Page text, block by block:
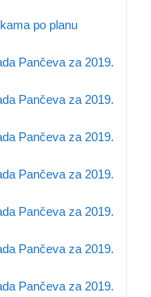
po planu
Pančeva za 2019.
Pančeva za 2019.
Pančeva za 2019.
Pančeva za 2019.
Pančeva za 2019.
Pančeva za 2019.
Pančeva za 2019.